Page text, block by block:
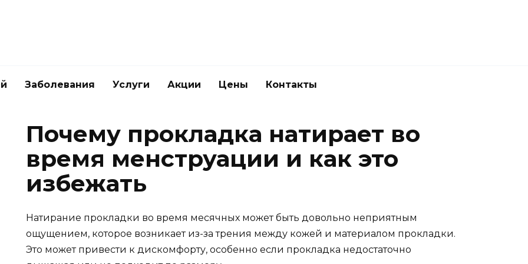
Заболевания Услуги Акции Цены Контакты
Почему прокладка натирает во
время менструации и как это
избежать
Натирание прокладки во время месячных может быть довольно неприятным
ощущением, которое возникает из-за трения между кожей и материалом прокладки.
Это может привести к дискомфорту, особенно если прокладка недостаточно